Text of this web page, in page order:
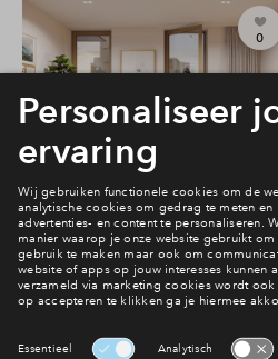
0
#203
Vrij
Victoria Two 2-kamer
appartement met balkon #203
€ 390.844 v.o.n.